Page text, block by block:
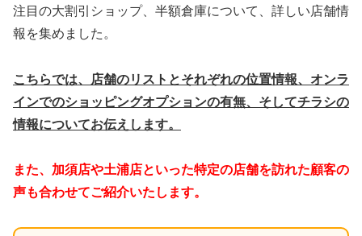
注目の大割引ショップ、半額倉庫について、詳しい店舗情
報を集めました。
こちらでは、店舗のリストとそれぞれの位置情報、オンラ
インでのショッピングオプションの有無、そしてチラシの
情報についてお伝えします。
また、加須店や土浦店といった特定の店舗を訪れた顧客の
声も合わせてご紹介いたします。